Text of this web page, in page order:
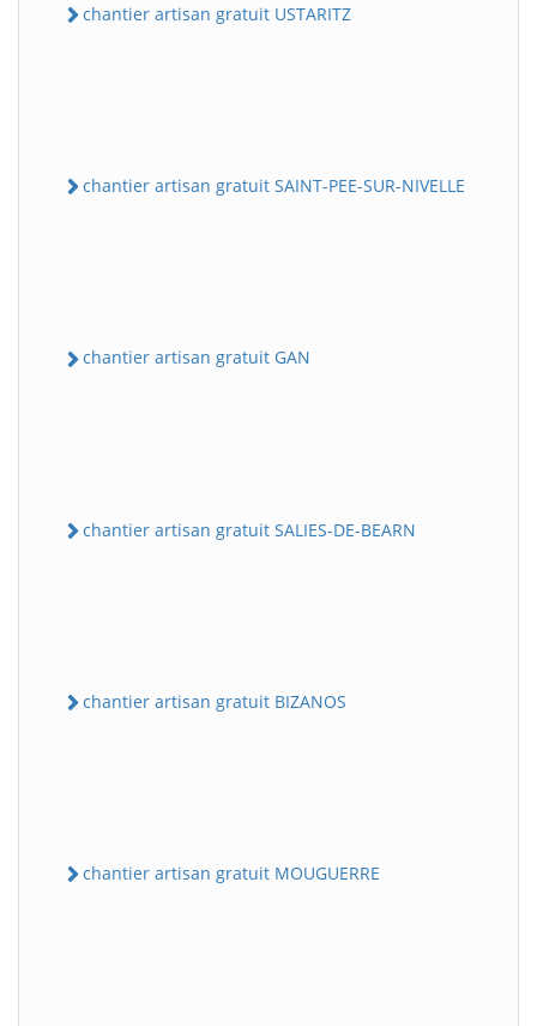
chantier artisan gratuit USTARITZ
chantier artisan gratuit SAINT-PEE-SUR-NIVELLE
chantier artisan gratuit GAN
chantier artisan gratuit SALIES-DE-BEARN
chantier artisan gratuit BIZANOS
chantier artisan gratuit MOUGUERRE